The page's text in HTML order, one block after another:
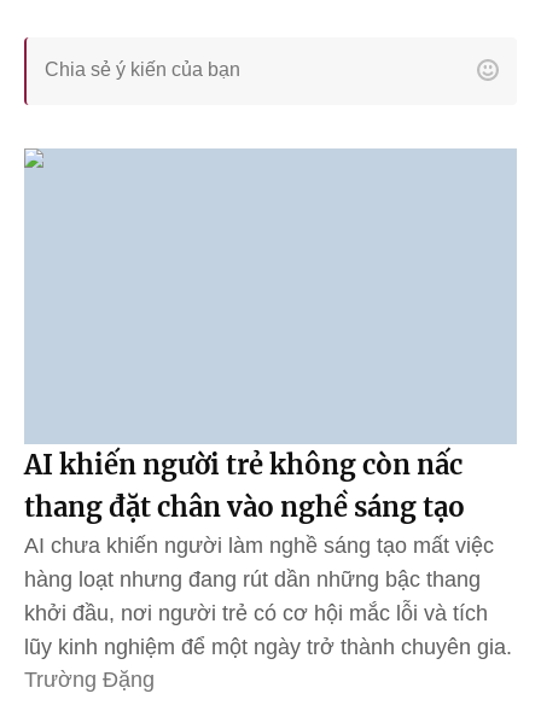
AI khiến người trẻ không còn nấc
thang đặt chân vào nghề sáng tạo
AI chưa khiến người làm nghề sáng tạo mất việc
hàng loạt nhưng đang rút dần những bậc thang
khởi đầu, nơi người trẻ có cơ hội mắc lỗi và tích
lũy kinh nghiệm để một ngày trở thành chuyên gia.
Trường Đặng